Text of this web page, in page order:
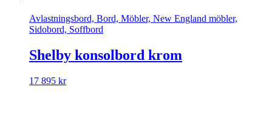
Avlastningsbord, Bord, Möbler, New England möbler,
Sidobord, Soffbord
Shelby konsolbord krom
17 895 kr